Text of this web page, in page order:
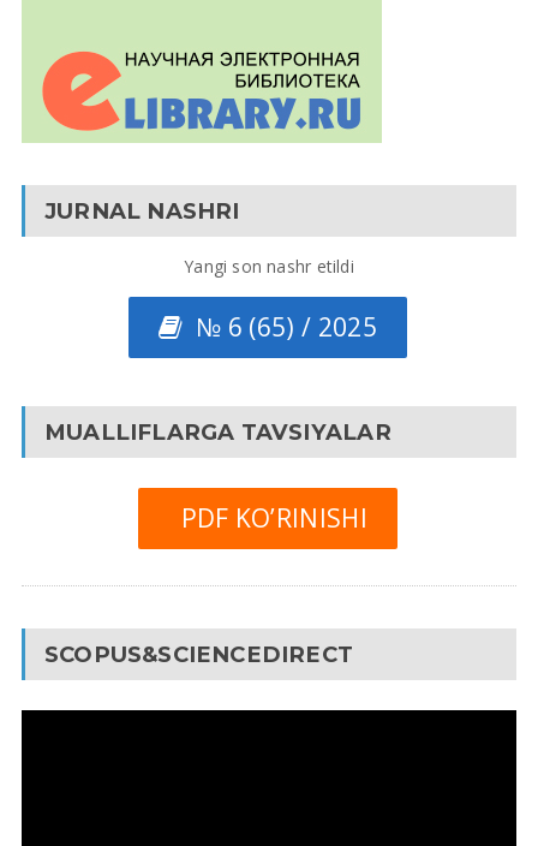
JURNAL NASHRI
Yangi son nashr etildi
№ 6 (65) / 2025
MUALLIFLARGA TAVSIYALAR
PDF KO’RINISHI
SCOPUS&SCIENCEDIRECT